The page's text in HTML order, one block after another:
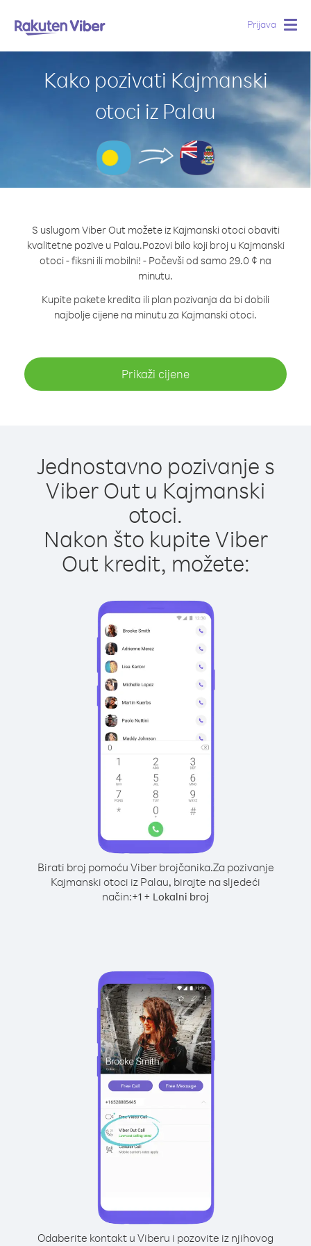
Prijava
Kako pozivati Kajmanski
otoci iz Palau
S uslugom Viber Out možete iz Kajmanski otoci obaviti
kvalitetne pozive u Palau.Pozovi bilo koji broj u Kajmanski
otoci - fiksni ili mobilni! - Počevši od samo 29.0 ¢ na
minutu.
Kupite pakete kredita ili plan pozivanja da bi dobili
najbolje cijene na minutu za Kajmanski otoci.
Prikaži cijene
Jednostavno pozivanje s
Viber Out u Kajmanski
otoci.
Nakon što kupite Viber
Out kredit, možete:
Birati broj pomoću Viber brojčanika.Za pozivanje
Kajmanski otoci iz Palau, birajte na sljedeći
način:+1 + Lokalni broj
Odaberite kontakt u Viberu i pozovite iz njihovog